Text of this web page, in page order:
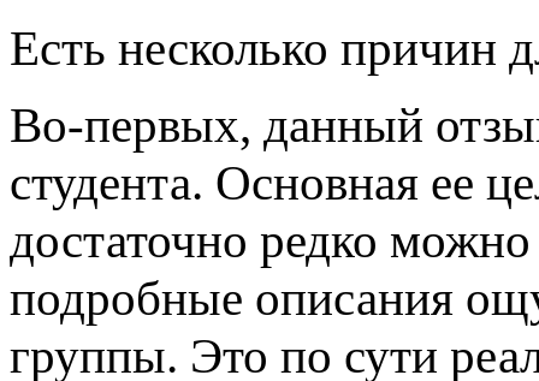
Есть несколько причин
Во-первых, данный
студента. Основная ее
достаточно редко
подробные описания
группы. Это по сути